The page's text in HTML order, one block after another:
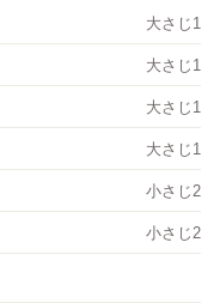
大さじ1
大さじ1
大さじ1
大さじ1
小さじ2
小さじ2